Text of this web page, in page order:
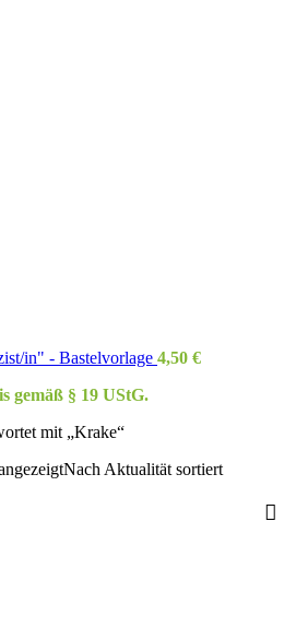
in" - Bastelvorlage 4,50 €
gemäß § 19 UStG.
mit „Krake“
Nach Aktualität sortiert